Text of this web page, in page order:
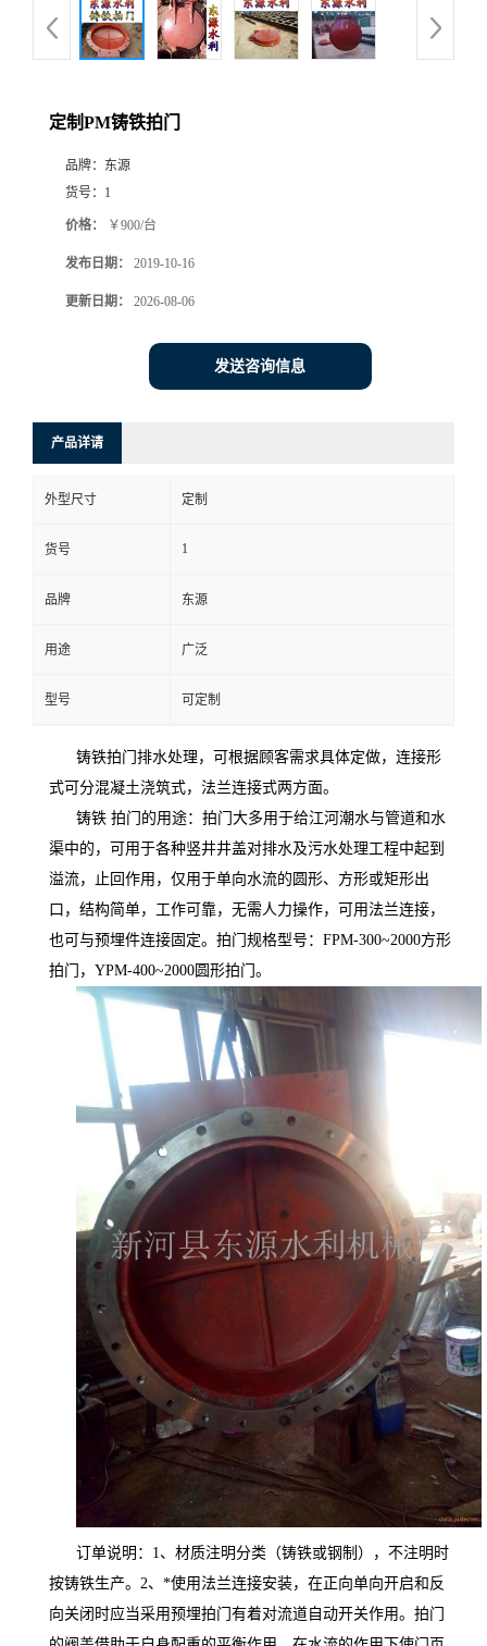
定制PM铸铁拍门
品牌： 东源
货号： 1
价格： ￥900/台
发布日期： 2019-10-16
更新日期： 2026-08-06
发送咨询信息
产品详请
外型尺寸 定制
货号 1
品牌 东源
用途 广泛
型号 可定制
铸铁拍门排水处理，可根据顾客需求具体定做，连接形
式可分混凝土浇筑式，法兰连接式两方面。
铸铁 拍门的用途：拍门大多用于给江河潮水与管道和水
渠中的，可用于各种竖井井盖对排水及污水处理工程中起到
溢流，止回作用，仅用于单向水流的圆形、方形或矩形出
口，结构简单，工作可靠，无需人力操作，可用法兰连接，
也可与预埋件连接固定。拍门规格型号： FPM-300~2000方形
拍门，YPM-400~2000圆形拍门。
订单说明：1、材质注明分类（铸铁或钢制），不注明时
按铸铁生产。2、*使用法兰连接安装，在正向单向开启和反
向关闭时应当采用预埋拍门有着对流道自动开关作用。拍门